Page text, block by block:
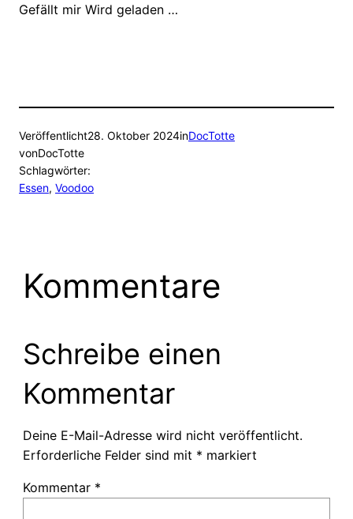
Gefällt mir Wird geladen …
Veröffentlicht28. Oktober 2024inDocTotte
vonDocTotte
Schlagwörter:
Essen, Voodoo
Kommentare
Schreibe einen
Kommentar
Deine E-Mail-Adresse wird nicht veröffentlicht.
Erforderliche Felder sind mit * markiert
Kommentar *